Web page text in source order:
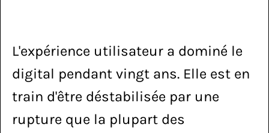
L'expérience utilisateur a dominé le
digital pendant vingt ans. Elle est en
train d'être déstabilisée par une
rupture que la plupart des